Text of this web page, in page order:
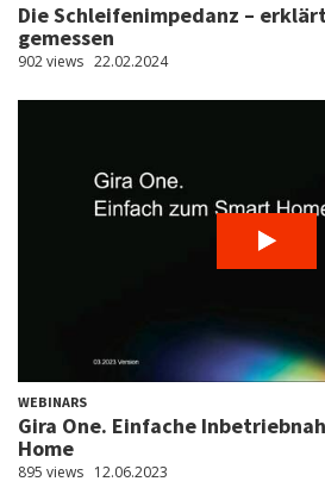
Die Schleifenimpedanz –
gemessen
902 views 22.02.2024
WEBINARS
Gira One. Einfache
Home
895 views 12.06.2023